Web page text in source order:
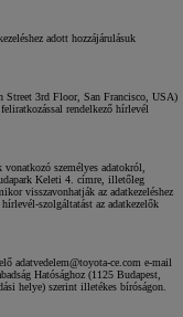
adott hozzájárulásuk
Street 3rd Floor, San Francisco, USA)
rendelkező hírlevél
személyes adatokról,
Keleti 4. címre, illetőleg
visszavonhatják az adatkezeléshez
szolgáltatást az adatkezelők
adatvedelem@toyota-ce.com e-mail
Hatósághoz (1125 Budapest,
helye) szerint illetékes bíróságon.